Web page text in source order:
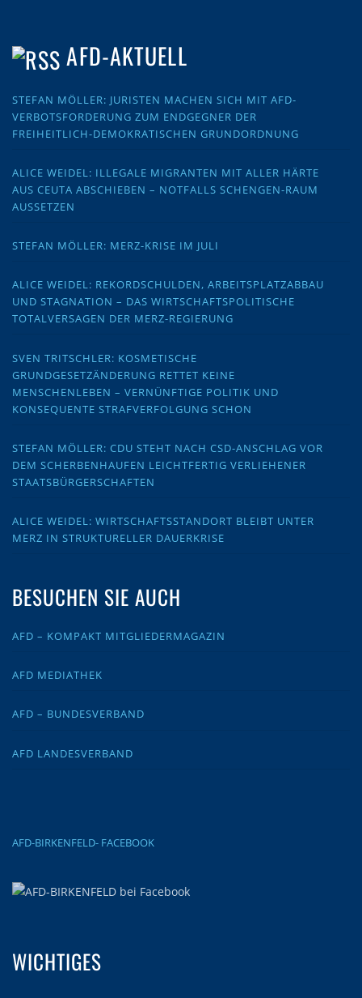
AFD-AKTUELL
STEFAN MÖLLER: JURISTEN MACHEN SICH MIT AFD-
VERBOTSFORDERUNG ZUM ENDGEGNER DER
FREIHEITLICH-DEMOKRATISCHEN GRUNDORDNUNG
ALICE WEIDEL: ILLEGALE MIGRANTEN MIT ALLER HÄRTE
AUS CEUTA ABSCHIEBEN – NOTFALLS SCHENGEN-RAUM
AUSSETZEN
STEFAN MÖLLER: MERZ-KRISE IM JULI
ALICE WEIDEL: REKORDSCHULDEN, ARBEITSPLATZABBAU
UND STAGNATION – DAS WIRTSCHAFTSPOLITISCHE
TOTALVERSAGEN DER MERZ-REGIERUNG
SVEN TRITSCHLER: KOSMETISCHE
GRUNDGESETZÄNDERUNG RETTET KEINE
MENSCHENLEBEN – VERNÜNFTIGE POLITIK UND
KONSEQUENTE STRAFVERFOLGUNG SCHON
STEFAN MÖLLER: CDU STEHT NACH CSD-ANSCHLAG VOR
DEM SCHERBENHAUFEN LEICHTFERTIG VERLIEHENER
STAATSBÜRGERSCHAFTEN
ALICE WEIDEL: WIRTSCHAFTSSTANDORT BLEIBT UNTER
MERZ IN STRUKTURELLER DAUERKRISE
BESUCHEN SIE AUCH
AFD – KOMPAKT MITGLIEDERMAGAZIN
AFD MEDIATHEK
AFD – BUNDESVERBAND
AFD LANDESVERBAND
AFD-BIRKENFELD- FACEBOOK
WICHTIGES